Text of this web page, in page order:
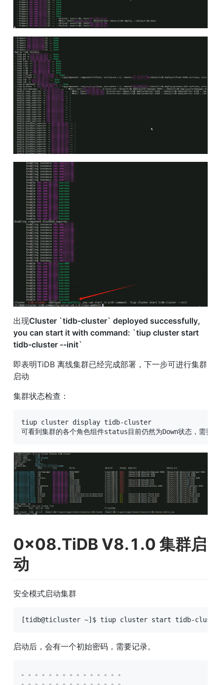
出现Cluster `tidb-cluster` deployed successfully,
you can start it with command: `tiup cluster start
tidb-cluster --init`
即表明TiDB 离线集群已经完成部署，下一步可进行集群
启动
集群状态检查：
tiup cluster display tidb-cluster
可看到集群的各个角色组件status目前仍然为Down状态，需要
0x08.TiDB V8.1.0 集群启
动
安全模式启动集群
[tidb@ticluster ~]$ tiup cluster start tidb-
启动后，会有一个初始密码，需要记录。
。。。。。。。。。。。。。。。
。。。。。。。。。。。。。。。